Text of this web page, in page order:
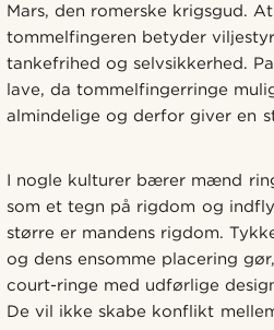
Mars, den romerske krigsgud.
tommelfingeren betyder
tankefrihed og selvsikkerhed.
lave, da tommelfingerringe
almindelige og derfor giver en
I nogle kulturer bærer mænd
som et tegn på rigdom og
større er mandens rigdom.
og dens ensomme placering
court-ringe med udførlige
De vil ikke skabe konflikt